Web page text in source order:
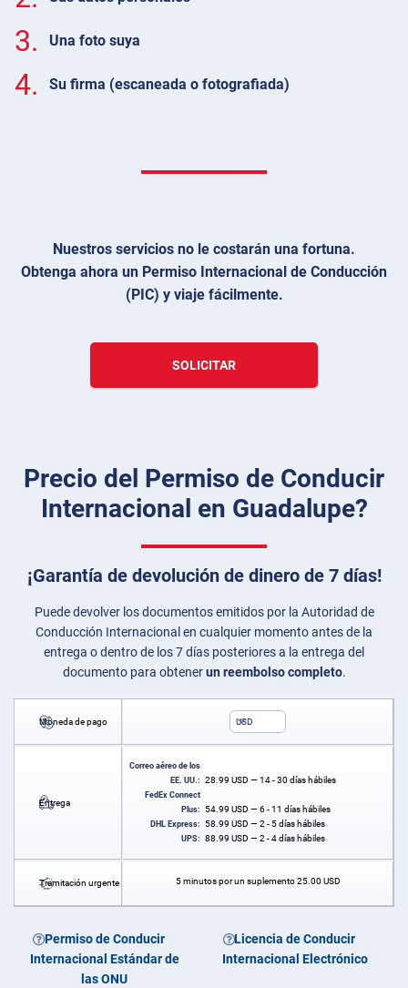
3. Una foto suya
4. Su firma (escaneada o fotografiada)
Nuestros servicios no le costarán una fortuna.
Obtenga ahora un Permiso Internacional de Conducción
(PIC) y viaje fácilmente.
SOLICITAR
Precio del Permiso de Conducir
Internacional en Guadalupe?
¡Garantía de devolución de dinero de 7 días!
Puede devolver los documentos emitidos por la Autoridad de
Conducción Internacional en cualquier momento antes de la
entrega o dentro de los 7 días posteriores a la entrega del
documento para obtenerun reembolso completo.
Moneda de pago USD
Entrega
Correo aéreo de los
EE. UU.: 28.99 USD — 14 - 30 días hábiles
FedEx Connect
Plus: 54.99 USD — 6 - 11 días hábiles
DHL Express: 58.99 USD — 2 - 5 días hábiles
UPS: 88.99 USD — 2 - 4 días hábiles
Tramitación urgente 5 minutos por un suplemento25.00 USD
Permiso de Conducir
Internacional Estándar de
las ONU
Licencia de Conducir
Internacional Electrónico